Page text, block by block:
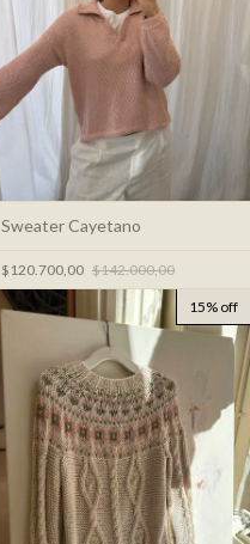
Sweater Cayetano
$120.700,00 $142.000,00
15% off